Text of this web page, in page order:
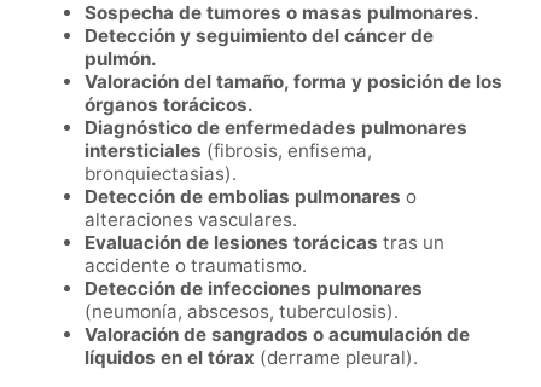
Sospecha de tumores o masas pulmonares.
Detección y seguimiento del cáncer de
pulmón.
Valoración del tamaño, forma y posición de los
órganos torácicos.
Diagnóstico de enfermedades pulmonares
intersticiales (fibrosis, enfisema,
bronquiectasias).
Detección de embolias pulmonares o
alteraciones vasculares.
Evaluación de lesiones torácicas tras un
accidente o traumatismo.
Detección de infecciones pulmonares
(neumonía, abscesos, tuberculosis).
Valoración de sangrados o acumulación de
líquidos en el tórax (derrame pleural).